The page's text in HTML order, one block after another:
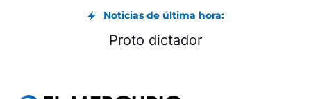
Noticias de última hora:
Proto dictador